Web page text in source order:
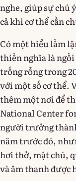
nghe, giúp sự chú
cả khi cơ thể cần
Có một hiểu lầm
thiền nghĩa là
trống rỗng trong
với một số cơ thể.
thêm một nơi để
National Center
người trưởng
năm trước đó,
hơi thở, mật chú,
và âm thanh được